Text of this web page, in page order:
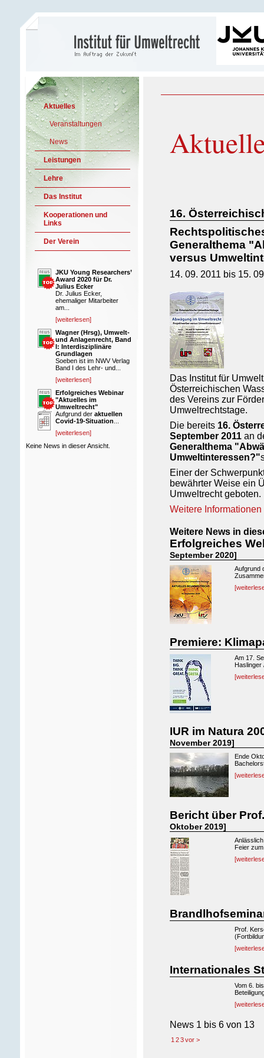
16.
Generalthema
versus
14. 09. 2011 bis 15.
Das Institut für
Österreichischen
des Vereins zur
Umweltrechtstage.
Die bereits 16.
September 2011an
Generalthema
Umweltinteressen?"
Einer der
bewährter Weise ein
Umweltrecht geboten.
Weitere
Weitere News in
Erfolgreiches
September 2020]
Aufgrund
Premiere:
Am 17.
Haslinger
IUR im Natura
November 2019]
Ende
Bericht über
Oktober 2019]
Feier
Prof.
Internationales
Vom 6.
News 1 bis 6von 13
1 2 3 vor >
Aktuelles
Veranstaltungen
News
Leistungen
Lehre
Das Institut
Kooperationen und
Links
Der Verein
JKU Young Researchers’
Award 2020 für Dr.
Julius Ecker
Dr. Julius Ecker,
ehemaliger Mitarbeiter
am...
[weiterlesen]
Wagner (Hrsg), Umwelt-
und Anlagenrecht, Band
I: Interdisziplinäre
Grundlagen
Soeben ist im NWV Verlag
Band I des Lehr- und...
[weiterlesen]
Erfolgreiches Webinar
"Aktuelles im
Umweltrecht"
Aufgrund der aktuellen
Covid-19-Situation
[weiterlesen]
Keine News in dieser Ansicht.